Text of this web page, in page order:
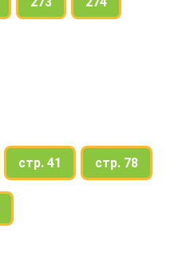
стр. 41 стр. 78